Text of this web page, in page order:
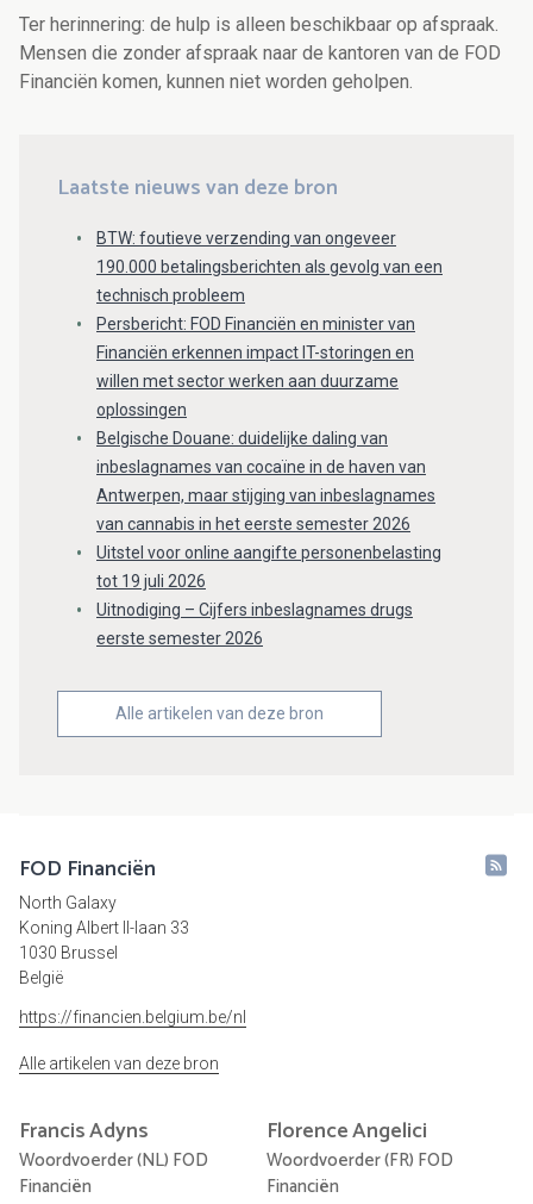
Ter herinnering: de hulp is alleen beschikbaar op afspraak.
Mensen die zonder afspraak naar de kantoren van de FOD
Financiën komen, kunnen niet worden geholpen.
Laatste nieuws van deze bron
BTW: foutieve verzending van ongeveer
190.000 betalingsberichten als gevolg van een
technisch probleem
Persbericht: FOD Financiën en minister van
Financiën erkennen impact IT-storingen en
willen met sector werken aan duurzame
oplossingen
Belgische Douane: duidelijke daling van
inbeslagnames van cocaïne in de haven van
Antwerpen, maar stijging van inbeslagnames
van cannabis in het eerste semester 2026
Uitstel voor online aangifte personenbelasting
tot 19 juli 2026
Uitnodiging – Cijfers inbeslagnames drugs
eerste semester 2026
Alle artikelen van deze bron
FOD Financiën
North Galaxy
Koning Albert II-laan 33
1030 Brussel
België
https://financien.belgium.be/nl
Alle artikelen van deze bron
FrancisAdyns
Woordvoerder (NL) FOD
Financiën
FlorenceAngelici
Woordvoerder (FR) FOD
Financiën